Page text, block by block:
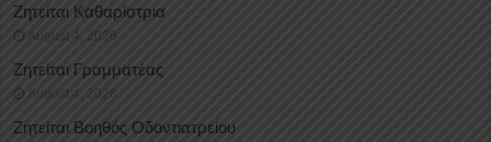
Ζητείται Καθαρίστρια
August 4, 2026
Ζητείται Γραμματέας
August 4, 2026
Ζητείται Βοηθός Οδοντιατρείου